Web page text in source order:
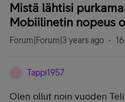
Mistä lähtisi
Mobiilinetin nopeus
Forum|Forum|3 years ago
Tappi1957
Olen ollut noin vuoden